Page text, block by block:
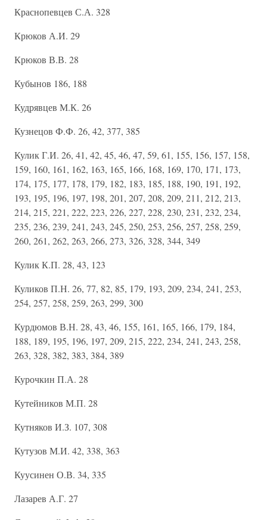
Краснопевцев С.А. 328
Крюков А.И. 29
Крюков В.В. 28
Кубынов 186, 188
Кудрявцев М.К. 26
Кузнецов Ф.Ф. 26, 42, 377, 385
Кулик Г.И. 26, 41, 42, 45, 46, 47, 59, 61, 155, 156, 157, 158,
159, 160, 161, 162, 163, 165, 166, 168, 169, 170, 171, 173,
174, 175, 177, 178, 179, 182, 183, 185, 188, 190, 191, 192,
193, 195, 196, 197, 198, 201, 207, 208, 209, 211, 212, 213,
214, 215, 221, 222, 223, 226, 227, 228, 230, 231, 232, 234,
235, 236, 239, 241, 243, 245, 250, 253, 256, 257, 258, 259,
260, 261, 262, 263, 266, 273, 326, 328, 344, 349
Кулик К.П. 28, 43, 123
Куликов П.Н. 26, 77, 82, 85, 179, 193, 209, 234, 241, 253,
254, 257, 258, 259, 263, 299, 300
Курдюмов В.Н. 28, 43, 46, 155, 161, 165, 166, 179, 184,
188, 189, 195, 196, 197, 209, 215, 222, 234, 241, 243, 258,
263, 328, 382, 383, 384, 389
Курочкин П.А. 28
Кутейников М.П. 28
Кутняков И.З. 107, 308
Кутузов М.И. 42, 338, 363
Куусинен О.В. 34, 335
Лазарев А.Г. 27